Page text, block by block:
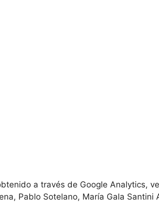
a través de Google Analytics,
Pablo Sotelano, María Gala Santini